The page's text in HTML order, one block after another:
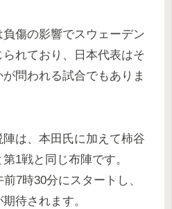
傷の影響でスウェーデン
れており、日本代表はそ
問われる試合でもありま
は、本田氏に加えて柿谷
1戦と同じ布陣です。
7時30分にスタートし、
待されます。